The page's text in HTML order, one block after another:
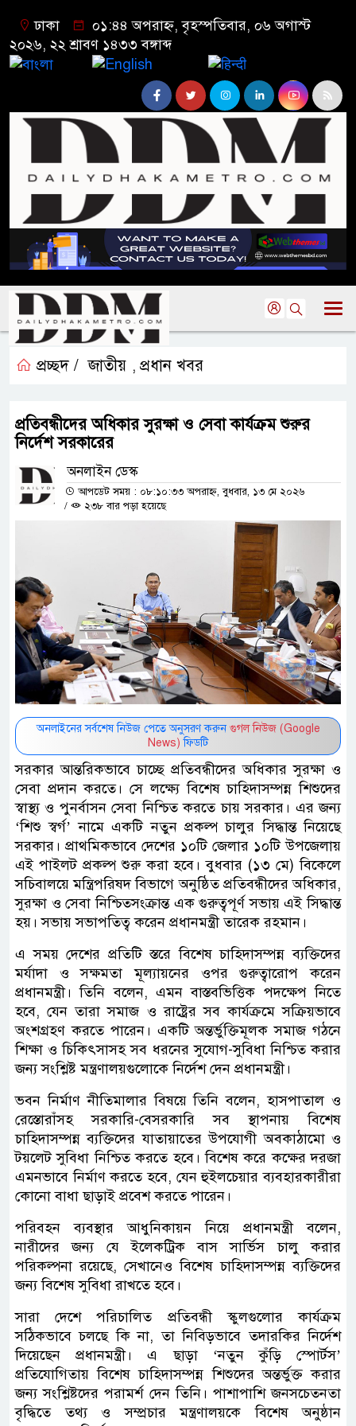
ঢাকা
০১:৪৪ অপরাহ্ন, বৃহস্পতিবার, ০৬ অগাস্ট
২০২৬, ২২ শ্রাবণ ১৪৩৩ বঙ্গাব্দ
প্রচ্ছদ / জাতীয় , প্রধান খবর
প্রতিবন্ধীদের অধিকার সুরক্ষা ও সেবা কার্যক্রম শুরুর
নির্দেশ সরকারের
অনলাইন ডেস্ক
আপডেট সময় : ০৮:১০:৩৩ অপরাহ্ন, বুধবার, ১৩ মে ২০২৬
/
২৩৮ বার পড়া হয়েছে
অনলাইনের সর্বশেষ নিউজ পেতে অনুসরণ করুন গুগল নিউজ (Google
News) ফিডটি
সরকার আন্তরিকভাবে চাচ্ছে প্রতিবন্ধীদের অধিকার সুরক্ষা ও
সেবা প্রদান করতে। সে লক্ষ্যে বিশেষ চাহিদাসম্পন্ন শিশুদের
স্বাস্থ্য ও পুনর্বাসন সেবা নিশ্চিত করতে চায় সরকার। এর জন্য
‘শিশু স্বর্গ’ নামে একটি নতুন প্রকল্প চালুর সিদ্ধান্ত নিয়েছে
সরকার। প্রাথমিকভাবে দেশের ১০টি জেলার ১০টি উপজেলায়
এই পাইলট প্রকল্প শুরু করা হবে। বুধবার (১৩ মে) বিকেলে
সচিবালয়ে মন্ত্রিপরিষদ বিভাগে অনুষ্ঠিত প্রতিবন্ধীদের অধিকার,
সুরক্ষা ও সেবা নিশ্চিতসংক্রান্ত এক গুরুত্বপূর্ণ সভায় এই সিদ্ধান্ত
হয়। সভায় সভাপতিত্ব করেন প্রধানমন্ত্রী তারেক রহমান।
এ সময় দেশের প্রতিটি স্তরে বিশেষ চাহিদাসম্পন্ন ব্যক্তিদের
মর্যাদা ও সক্ষমতা মূল্যায়নের ওপর গুরুত্বারোপ করেন
প্রধানমন্ত্রী। তিনি বলেন, এমন বাস্তবভিত্তিক পদক্ষেপ নিতে
হবে, যেন তারা সমাজ ও রাষ্ট্রের সব কার্যক্রমে সক্রিয়ভাবে
অংশগ্রহণ করতে পারেন। একটি অন্তর্ভুক্তিমূলক সমাজ গঠনে
শিক্ষা ও চিকিৎসাসহ সব ধরনের সুযোগ-সুবিধা নিশ্চিত করার
জন্য সংশ্লিষ্ট মন্ত্রণালয়গুলোকে নির্দেশ দেন প্রধানমন্ত্রী।
ভবন নির্মাণ নীতিমালার বিষয়ে তিনি বলেন, হাসপাতাল ও
রেস্তোরাঁসহ সরকারি-বেসরকারি সব স্থাপনায় বিশেষ
চাহিদাসম্পন্ন ব্যক্তিদের যাতায়াতের উপযোগী অবকাঠামো ও
টয়লেট সুবিধা নিশ্চিত করতে হবে। বিশেষ করে কক্ষের দরজা
এমনভাবে নির্মাণ করতে হবে, যেন হুইলচেয়ার ব্যবহারকারীরা
কোনো বাধা ছাড়াই প্রবেশ করতে পারেন।
পরিবহন ব্যবস্থার আধুনিকায়ন নিয়ে প্রধানমন্ত্রী বলেন,
নারীদের জন্য যে ইলেকট্রিক বাস সার্ভিস চালু করার
পরিকল্পনা রয়েছে, সেখানেও বিশেষ চাহিদাসম্পন্ন ব্যক্তিদের
জন্য বিশেষ সুবিধা রাখতে হবে।
সারা দেশে পরিচালিত প্রতিবন্ধী স্কুলগুলোর কার্যক্রম
সঠিকভাবে চলছে কি না, তা নিবিড়ভাবে তদারকির নির্দেশ
দিয়েছেন প্রধানমন্ত্রী। এ ছাড়া ‘নতুন কুঁড়ি স্পোর্টস’
প্রতিযোগিতায় বিশেষ চাহিদাসম্পন্ন শিশুদের অন্তর্ভুক্ত করার
জন্য সংশ্লিষ্টদের পরামর্শ দেন তিনি। পাশাপাশি জনসচেতনতা
বৃদ্ধিতে তথ্য ও সম্প্রচার মন্ত্রণালয়কে বিশেষ অনুষ্ঠান